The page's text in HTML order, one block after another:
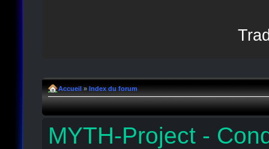
Accueil » Index du forum
MYTH-Project -